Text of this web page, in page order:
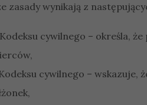
zasady wynikają z
cywilnego – określa,
cywilnego – wskazuje,